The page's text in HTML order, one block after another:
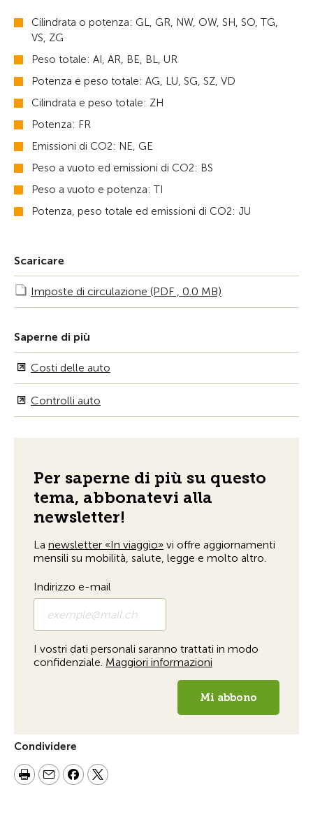
Cilindrata o potenza: GL, GR, NW, OW, SH, SO, TG,
VS, ZG
Peso totale: AI, AR, BE, BL, UR
Potenza e peso totale: AG, LU, SG, SZ, VD
Cilindrata e peso totale: ZH
Potenza: FR
Emissioni di CO2: NE, GE
Peso a vuoto ed emissioni di CO2: BS
Peso a vuoto e potenza: TI
Potenza, peso totale ed emissioni di CO2: JU
Scaricare
Imposte di circulazione (PDF , 0.0 MB)
Saperne di più
Costi delle auto
Controlli auto
Condividere